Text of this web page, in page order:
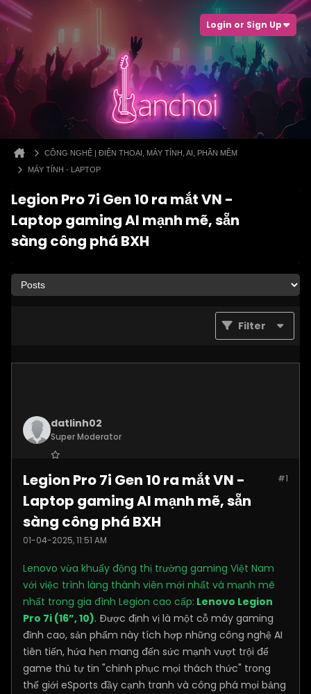
Login or Sign Up
CÔNG NGHỆ | ĐIỆN THOẠI, MÁY TÍNH, AI, PHẦN MỀM
MÁY TÍNH - LAPTOP
Legion Pro 7i Gen 10 ra mắt VN -
Laptop gaming AI mạnh mẽ, sẵn
sàng công phá BXH
Filter
datlinh02
Super Moderator
Posts:7876 #1
Legion Pro 7i Gen 10 ra mắt VN -
Laptop gaming AI mạnh mẽ, sẵn
sàng công phá BXH
01-04-2025, 11:51 AM
Lenovo vừa khuấy động thị trường gaming Việt Nam
với việc trình làng thành viên mới nhất và mạnh mẽ
nhất trong gia đình Legion cao cấp: Lenovo Legion
Pro 7i (16”, 10). Được định vị là một cỗ máy gaming
đỉnh cao, sản phẩm này tích hợp những công nghệ AI
tiên tiến, hứa hẹn mang đến sức mạnh vượt trội để
game thủ tự tin "chinh phục mọi thách thức" trong
thế giới eSports đầy cạnh tranh và công phá mọi bảng